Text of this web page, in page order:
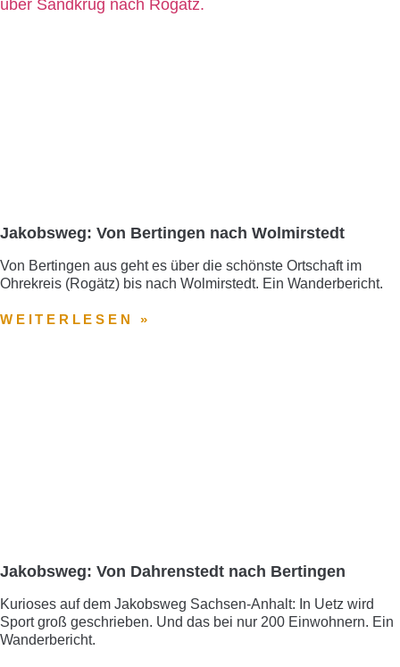
Jakobsweg: Von Bertingen nach Wolmirstedt
Von Bertingen aus geht es über die schönste Ortschaft im
Ohrekreis (Rogätz) bis nach Wolmirstedt. Ein Wanderbericht.
WEITERLESEN »
Jakobsweg: Von Dahrenstedt nach Bertingen
Kurioses auf dem Jakobsweg Sachsen-Anhalt: In Uetz wird
Sport groß geschrieben. Und das bei nur 200 Einwohnern. Ein
Wanderbericht.